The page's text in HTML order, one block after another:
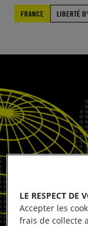
FRANCE
LIBERTÉ
LE RESPECT DE
Accepter les
frais de collecte